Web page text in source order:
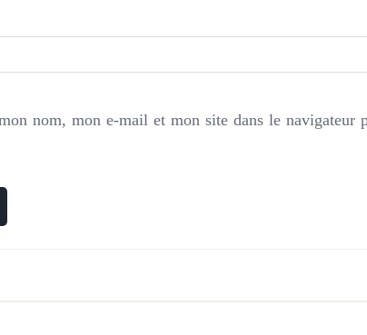
nom, mon e-mail et mon site dans le navigateur